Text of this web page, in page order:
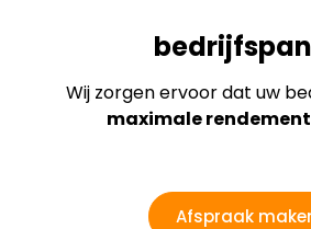
Wij zorgen ervoor dat uw
maximale rendement
Afspraak